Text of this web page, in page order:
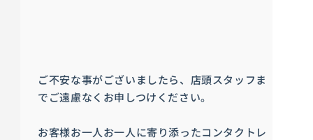
ご不安な事がございましたら、店頭スタッフま
でご遠慮なくお申しつけください。
お客様お一人お一人に寄り添ったコンタクトレ